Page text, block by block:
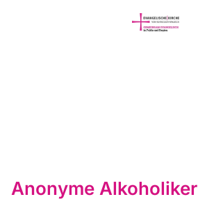
Anonyme Alkoholiker